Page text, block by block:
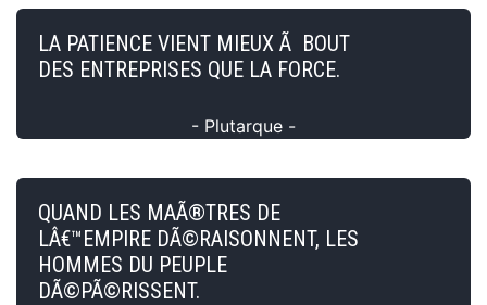
LA PATIENCE VIENT MIEUX Ã BOUT
DES ENTREPRISES QUE LA FORCE.
- Plutarque -
QUAND LES MAÃ®TRES DE
LÂ€™EMPIRE DÃ©RAISONNENT, LES
HOMMES DU PEUPLE
DÃ©PÃ©RISSENT.